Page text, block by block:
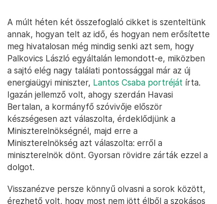
A múlt héten két összefoglaló cikket is szenteltünk
annak, hogyan telt az idő, és hogyan nem erősítette
meg hivatalosan még mindig senki azt sem, hogy
Palkovics László egyáltalán lemondott-e, miközben
a sajtó elég nagy találati pontossággal már az új
energiaügyi miniszter, Lantos Csaba portréját írta.
Igazán jellemző volt, ahogy szerdán Havasi
Bertalan, a kormányfő szóvivője először
készségesen azt válaszolta, érdeklődjünk a
Miniszterelnökségnél, majd erre a
Miniszterelnökség azt válaszolta: erről a
miniszterelnök dönt. Gyorsan rövidre zárták ezzel a
dolgot.
Visszanézve persze könnyű olvasni a sorok között,
érezhető volt, hogy most nem jött élből a szokásos